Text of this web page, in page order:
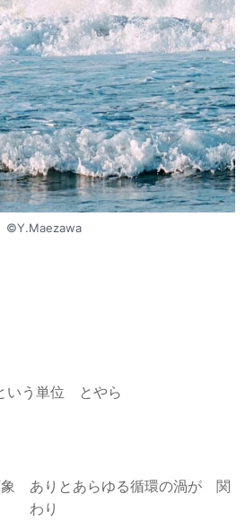
©︎Y.Maezawa
いう単位 とやら
ありとあらゆる循環の渦が 関
わり